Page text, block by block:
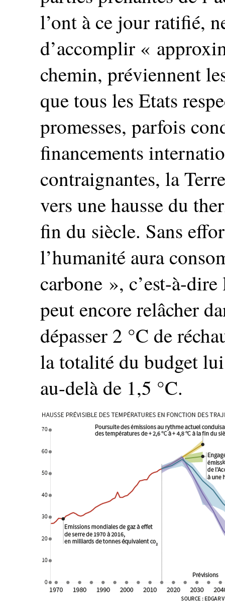
l’ont à ce jour ratifié,
d’accomplir «
chemin, préviennent
que tous les Etats
promesses, parfois
financements
contraignantes, la
vers une hausse du
fin du siècle. Sans
l’humanité aura
carbone », c’est-à-
peut encore relâcher
dépasser 2 °C de
la totalité du budget
au-delà de 1,5 °C.